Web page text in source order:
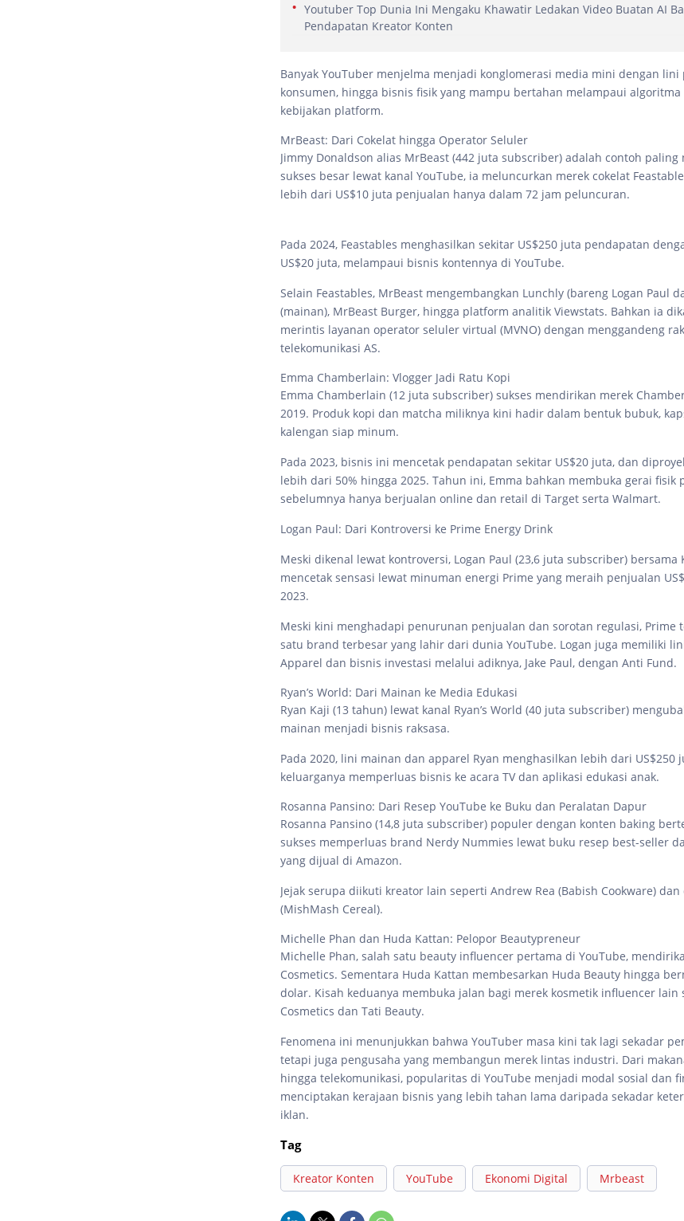
Youtuber Top Dunia Ini Mengaku Khawatir Ledakan Video Buatan AI
Pendapatan Kreator Konten
Banyak YouTuber menjelma menjadi konglomerasi media mini dengan lini
konsumen, hingga bisnis fisik yang mampu bertahan melampaui
kebijakan platform.
MrBeast: Dari Cokelat hingga Operator Seluler
Jimmy Donaldson alias MrBeast (442 juta subscriber) adalah contoh paling
sukses besar lewat kanal YouTube, ia meluncurkan merek cokelat
lebih dari US$10 juta penjualan hanya dalam 72 jam peluncuran.
Pada 2024, Feastables menghasilkan sekitar US$250 juta pendapatan
US$20 juta, melampaui bisnis kontennya di YouTube.
Selain Feastables, MrBeast mengembangkan Lunchly (bareng Logan Paul
(mainan), MrBeast Burger, hingga platform analitik Viewstats. Bahkan ia
merintis layanan operator seluler virtual (MVNO) dengan menggandeng
telekomunikasi AS.
Emma Chamberlain: Vlogger Jadi Ratu Kopi
Emma Chamberlain (12 juta subscriber) sukses mendirikan merek
2019. Produk kopi dan matcha miliknya kini hadir dalam bentuk bubuk,
kalengan siap minum.
Pada 2023, bisnis ini mencetak pendapatan sekitar US$20 juta, dan
lebih dari 50% hingga 2025. Tahun ini, Emma bahkan membuka gerai fisik
sebelumnya hanya berjualan online dan retail di Target serta Walmart.
Logan Paul: Dari Kontroversi ke Prime Energy Drink
Meski dikenal lewat kontroversi, Logan Paul (23,6 juta subscriber) bersama
mencetak sensasi lewat minuman energi Prime yang meraih penjualan
2023.
Meski kini menghadapi penurunan penjualan dan sorotan regulasi, Prime
satu brand terbesar yang lahir dari dunia YouTube. Logan juga memiliki
Apparel dan bisnis investasi melalui adiknya, Jake Paul, dengan Anti Fund.
Ryan’s World: Dari Mainan ke Media Edukasi
Ryan Kaji (13 tahun) lewat kanal Ryan’s World (40 juta subscriber)
mainan menjadi bisnis raksasa.
Pada 2020, lini mainan dan apparel Ryan menghasilkan lebih dari US$250
keluarganya memperluas bisnis ke acara TV dan aplikasi edukasi anak.
Rosanna Pansino: Dari Resep YouTube ke Buku dan Peralatan Dapur
Rosanna Pansino (14,8 juta subscriber) populer dengan konten baking
sukses memperluas brand Nerdy Nummies lewat buku resep best-seller
yang dijual di Amazon.
Jejak serupa diikuti kreator lain seperti Andrew Rea (Babish Cookware)
(MishMash Cereal).
Michelle Phan dan Huda Kattan: Pelopor Beautypreneur
Michelle Phan, salah satu beauty influencer pertama di YouTube,
Cosmetics. Sementara Huda Kattan membesarkan Huda Beauty hingga
dolar. Kisah keduanya membuka jalan bagi merek kosmetik influencer lain
Cosmetics dan Tati Beauty.
Fenomena ini menunjukkan bahwa YouTuber masa kini tak lagi sekadar
tetapi juga pengusaha yang membangun merek lintas industri. Dari
hingga telekomunikasi, popularitas di YouTube menjadi modal sosial dan
menciptakan kerajaan bisnis yang lebih tahan lama daripada sekadar
iklan.
Tag
Kreator Konten YouTube Ekonomi Digital Mrbeast